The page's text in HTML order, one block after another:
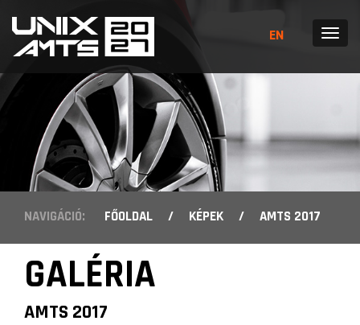
EN MENÜ
NAVIGÁCIÓ: FŐOLDAL / KÉPEK / AMTS 2017
GALÉRIA
AMTS 2017